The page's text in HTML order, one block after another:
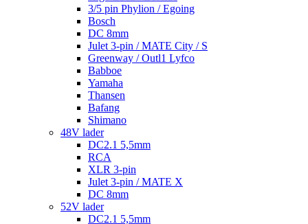
3/5 pin Phylion / Egoing
Bosch
DC 8mm
Julet 3-pin / MATE City / S
Greenway / Outl1 Lyfco
Babboe
Yamaha
Thansen
Bafang
Shimano
48V lader
DC2.1 5,5mm
RCA
XLR 3-pin
Julet 3-pin / MATE X
DC 8mm
52V lader
DC2.1 5,5mm